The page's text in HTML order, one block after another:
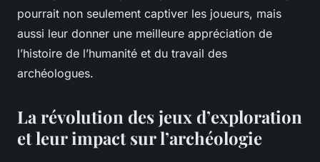
pourrait non seulement captiver les joueurs, mais
aussi leur donner une meilleure appréciation de
l’histoire de l’humanité et du travail des
archéologues.
La révolution des jeux d’exploration
et leur impact sur l’archéologie